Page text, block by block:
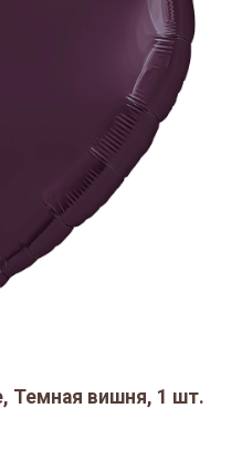
Темная вишня, 1 шт.